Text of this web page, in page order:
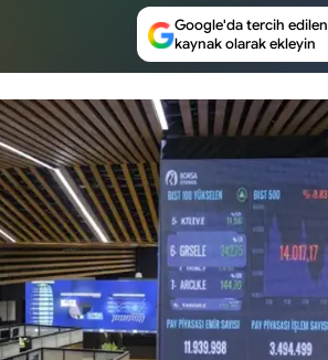
Google'da tercih edilen
kaynak olarak ekleyin